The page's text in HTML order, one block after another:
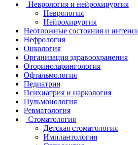
Неврология и нейрохирургия
Неврология
Нейрохирургия
Неотложные состояния и
Нефрология
Онкология
Организация здравоохранения
Оториноларингология
Офтальмология
Педиатрия
Психиатрия и наркология
Пульмонология
Ревматология
Стоматология
Детская стоматология
Имплантология